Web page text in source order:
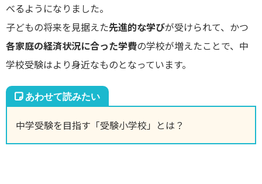
べるようになりました。
子どもの将来を見据えた先進的な学びが受けられて、かつ
各家庭の経済状況に合った学費の学校が増えたことで、中
学校受験はより身近なものとなっています。
中学受験を目指す「受験小学校」とは？